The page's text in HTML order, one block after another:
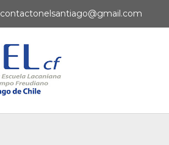
contactonelsantiago@gmail.com